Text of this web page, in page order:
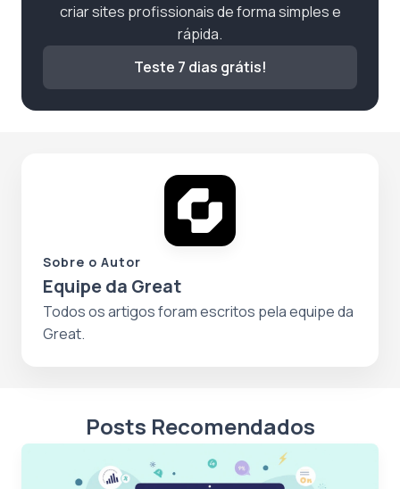
criar sites profissionais de forma simples e
rápida.
Teste 7 dias grátis!
Sobre o Autor
Equipe da Great
Todos os artigos foram escritos pela equipe da
Great.
Posts Recomendados